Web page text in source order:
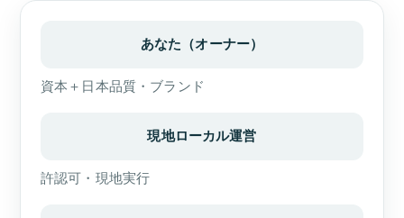
あなた（オーナー）
資本＋日本品質・ブランド
現地ローカル運営
許認可・現地実行